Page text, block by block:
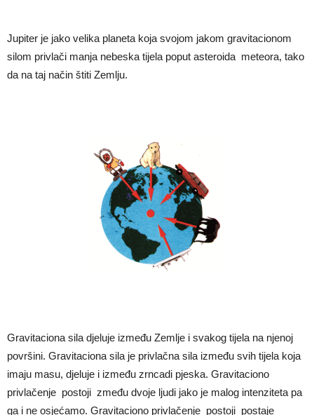
Jupiter je jako velika planeta koja svojom jakom gravitacionom
silom privlači manja nebeska tijela poput asteroida meteora, tako
da na taj način štiti Zemlju.
Gravitaciona sila djeluje između Zemlje i svakog tijela na njenoj
površini. Gravitaciona sila je privlačna sila između svih tijela koja
imaju masu, djeluje i između zrncadi pjeska. Gravitaciono
privlačenje postoji zmeđu dvoje ljudi jako je malog intenziteta pa
ga i ne osjećamo. Gravitaciono privlačenje postoji postaje